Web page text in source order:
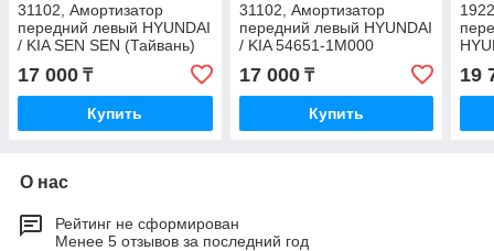
31102, Амортизатор
передний левый HYUNDAI
/ KIA SEN SEN (Тайвань)
54651-1X000
17 000 ₸
Купить
31102, Амортизатор
передний левый HYUNDAI
/ KIA 54651-1M000
17 000₸
Купить
19
О нас
Рейтинг не сформирован
Менее 5 отзывов за последний год